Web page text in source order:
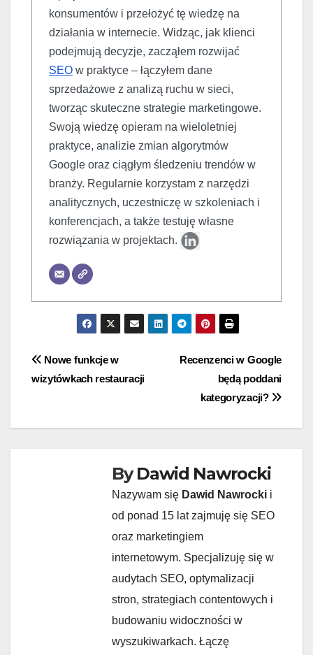
konsumentów i przełożyć tę wiedzę na
działania w internecie. Widząc, jak klienci
podejmują decyzje, zacząłem rozwijać
SEO w praktyce – łączyłem dane
sprzedażowe z analizą ruchu w sieci,
tworząc skuteczne strategie marketingowe.
Swoją wiedzę opieram na wieloletniej
praktyce, analizie zmian algorytmów
Google oraz ciągłym śledzeniu trendów w
branży. Regularnie korzystam z narzędzi
analitycznych, uczestniczę w szkoleniach i
konferencjach, a także testuję własne
rozwiązania w projektach.
Nawigacja
wpisu
Recenzenci w Google
będą poddani
kategoryzacji?
Nowe funkcje w
wizytówkach restauracji
ByDawid Nawrocki
Nazywam się Dawid Nawrocki i
od ponad 15 lat zajmuję się SEO
oraz marketingiem
internetowym. Specjalizuję się w
audytach SEO, optymalizacji
stron, strategiach contentowych i
budowaniu widoczności w
wyszukiwarkach. Łączę